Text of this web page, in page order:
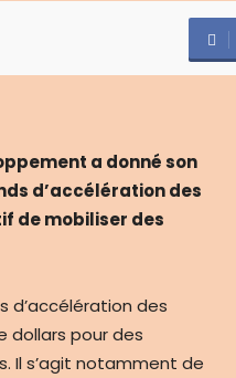
a donné son
d’accélération des
de mobiliser des
d’accélération des
dollars pour des
Il s’agit notamment de